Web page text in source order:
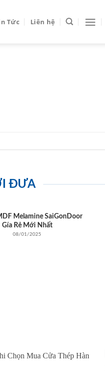
Tức Liên hệ
ĐƯA
Melamine SaiGonDoor
Gía Rẻ Mới Nhất
08/01/2025